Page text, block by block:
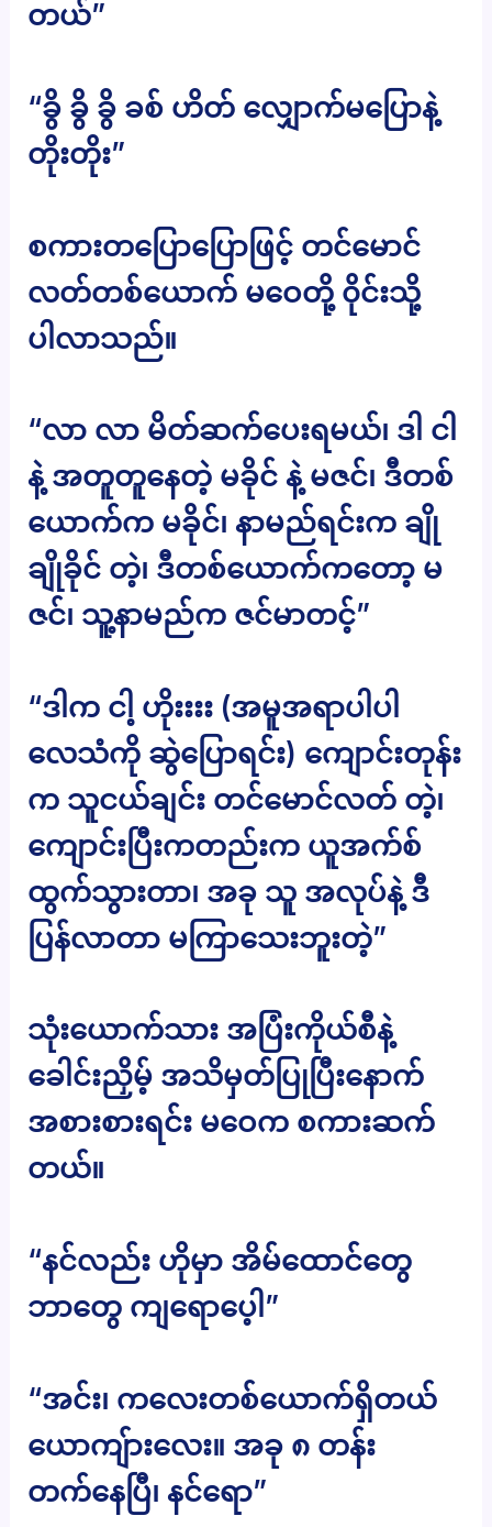
တယ်”
“ခွိ ခွိ ခွိ ခစ် ဟိတ် လျှောက်မပြောနဲ့
တိုးတိုး”
စကားတပြောပြောဖြင့် တင်မောင်
လတ်တစ်ယောက် မဝေတို့ ၀ိုင်းသို့
ပါလာသည်။
“လာ လာ မိတ်ဆက်ပေးရမယ်၊ ဒါ ငါ
နဲ့ အတူတူနေတဲ့ မခိုင် နဲ့ မဇင်၊ ဒီတစ်
ယောက်က မခိုင်၊ နာမည်ရင်းက ချို
ချိုခိုင် တဲ့၊ ဒီတစ်ယောက်ကတော့ မ
ဇင်၊ သူ့နာမည်က ဇင်မာတင့်”
“ဒါက ငါ့ ဟိုးးးး (အမူအရာပါပါ
လေသံကို ဆွဲပြောရင်း) ကျောင်းတုန်း
က သူငယ်ချင်း တင်မောင်လတ် တဲ့၊
ကျောင်းပြီးကတည်းက ယူအက်စ်
ထွက်သွားတာ၊ အခု သူ အလုပ်နဲ့ ဒီ
ပြန်လာတာ မကြာသေးဘူးတဲ့”
သုံးယောက်သား အပြံးကိုယ်စီနဲ့
ခေါင်းညှိမ့် အသိမှတ်ပြုပြီးနောက်
အစားစားရင်း မဝေက စကားဆက်
တယ်။
“နင်လည်း ဟိုမှာ အိမ်ထောင်တွေ
ဘာတွေ ကျရောပေ့ါ”
“အင်း၊ ကလေးတစ်ယောက်ရှိတယ်
ယောကျ်ားလေး။ အခု ၈ တန်း
တက်နေပြီ၊ နင်ရော”